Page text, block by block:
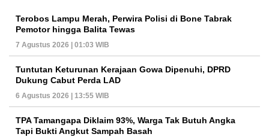
Terobos Lampu Merah, Perwira Polisi di Bone Tabrak
Pemotor hingga Balita Tewas
7 Agustus 2026 | 01:03 WIB
Tuntutan Keturunan Kerajaan Gowa Dipenuhi, DPRD
Dukung Cabut Perda LAD
6 Agustus 2026 | 13:55 WIB
TPA Tamangapa Diklaim 93%, Warga Tak Butuh Angka
Tapi Bukti Angkut Sampah Basah